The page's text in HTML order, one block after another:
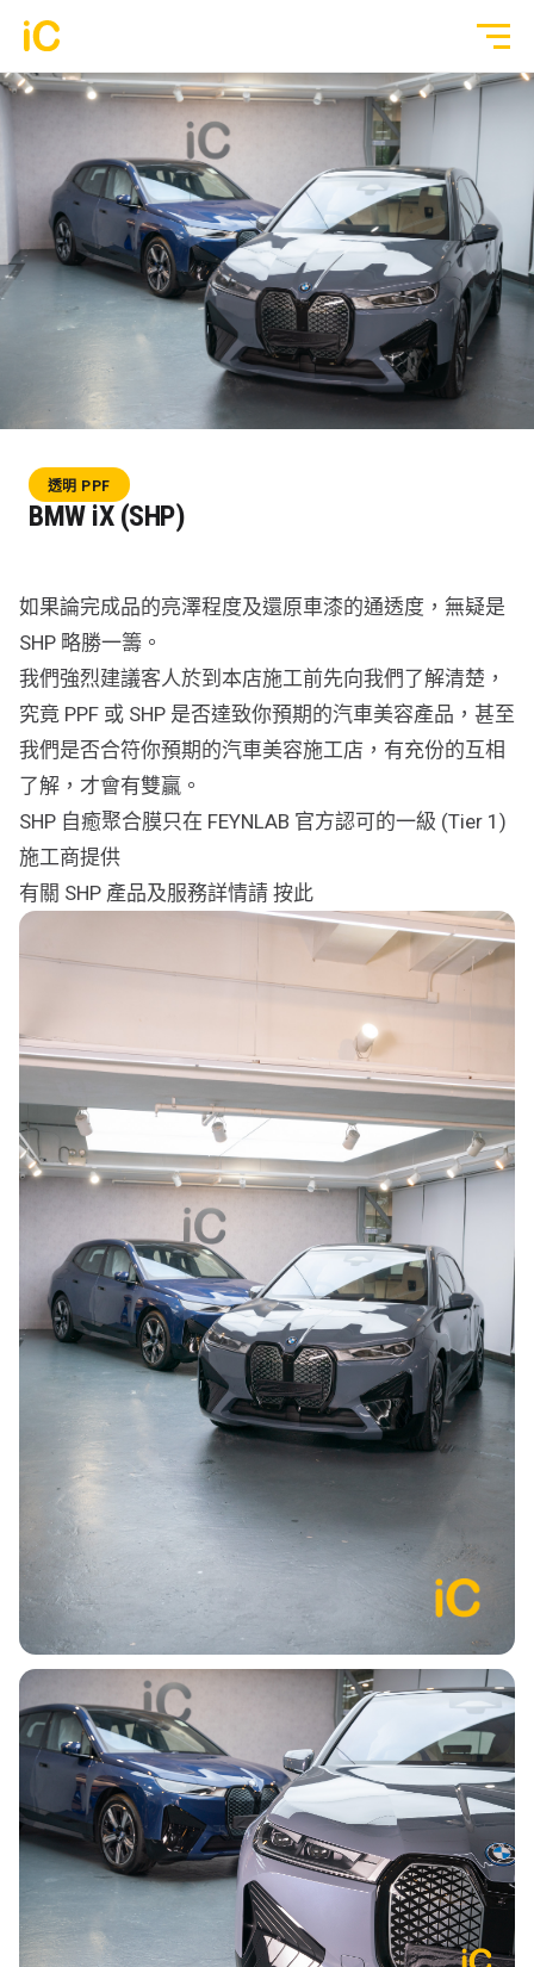
鍍膜塗層
GYEON 傳統鍍膜塗層
ULGO® Black Infinity™ 自修復鍍膜
PPF 車漆保護膜
轉色 OM® Individual Color PPF
3M® Crystalline™ 玻璃隔熱膜
行車紀錄儀安裝
為您推薦
車漆保護方案建議
全部作品
透明 PPF
轉色 Color PPF
鍍膜 Coating
透明 PPF
BMW iX (SHP)
如果論完成品的亮澤程度及還原車漆的通透度，無疑是
SHP 略勝一籌。
我們強烈建議客人於到本店施工前先向我們了解清楚，
究竟 PPF 或 SHP 是否達致你預期的汽車美容產品，甚至
我們是否合符你預期的汽車美容施工店，有充份的互相
了解，才會有雙贏。
SHP 自癒聚合膜只在 FEYNLAB 官方認可的一級 (Tier 1)
施工商提供
有關 SHP 產品及服務詳情請 按此